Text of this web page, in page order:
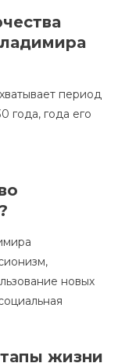
период
года, года его
новых
жизни